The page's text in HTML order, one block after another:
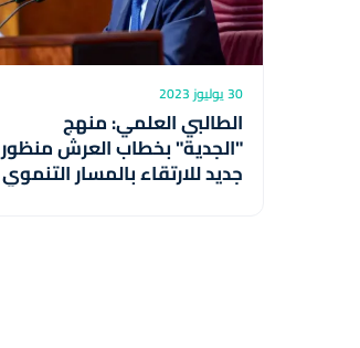
30 يوليوز 2023
الطالبي العلمي: منهج
"الجدية" بخطاب العرش منظور
جديد للارتقاء بالمسار التنموي